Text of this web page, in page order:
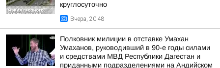
круглосуточно
Вчера, 20:48
Полковник милиции в отставке Умахан
Умаханов, руководивший в 90-е годы силами
и средствами МВД Республики Дагестан и
приданными подразделениями на Андийском